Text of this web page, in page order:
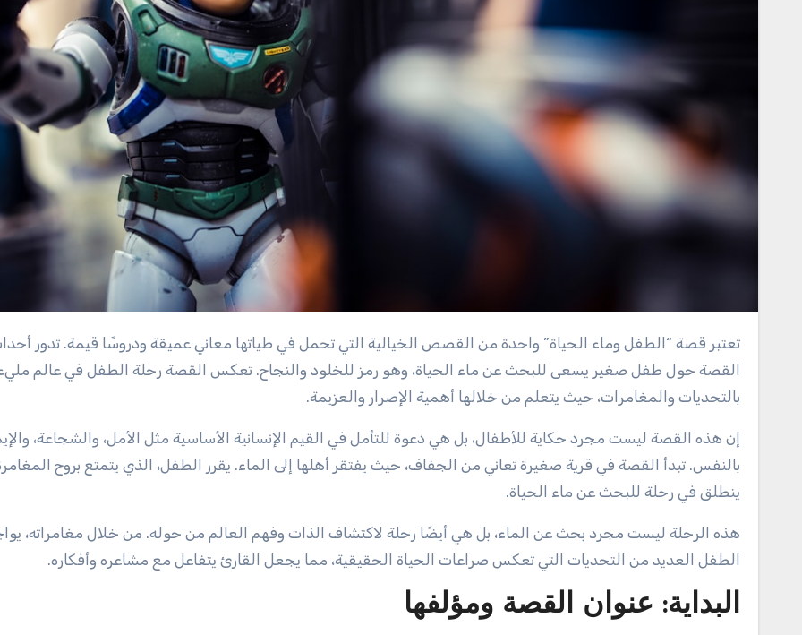
تعتبر قصة “الطفل وماء الحياة” واحدة من القصص الخيالية التي تحمل في طياتها معاني عميقة ودروسًا قيمة. تدور أحداث
القصة حول طفل صغير يسعى للبحث عن ماء الحياة، وهو رمز للخلود والنجاح. تعكس القصة رحلة الطفل في عالم
بالتحديات والمغامرات، حيث يتعلم من خلالها أهمية الإصرار والعزيمة.
إن هذه القصة ليست مجرد حكاية للأطفال، بل هي دعوة للتأمل في القيم الإنسانية الأساسية مثل الأمل، والشجاعة،
بالنفس. تبدأ القصة في قرية صغيرة تعاني من الجفاف، حيث يفتقر أهلها إلى الماء. يقرر الطفل، الذي يتمتع بروح
ينطلق في رحلة للبحث عن ماء الحياة.
هذه الرحلة ليست مجرد بحث عن الماء، بل هي أيضًا رحلة لاكتشاف الذات وفهم العالم من حوله. من خلال مغامراته،
الطفل العديد من التحديات التي تعكس صراعات الحياة الحقيقية، مما يجعل القارئ يتفاعل مع مشاعره وأفكاره.
البداية: عنوان القصة ومؤلفها